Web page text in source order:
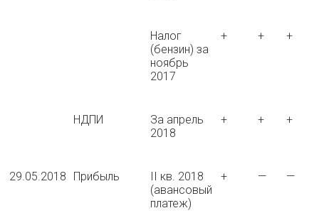
Налог
(бензин) за
ноябрь
2017
+ + +
НДПИ
За апрель
2018
+ + +
29.05.2018 Прибыль
II кв. 2018
(авансовый
платеж)
+ — —